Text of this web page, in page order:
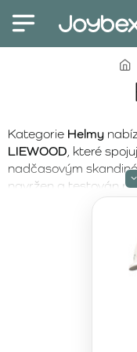
Kategorie Helmy
LIEWOOD, které
nadčasovým
navržen a testován
EN
Helmy tak poskytují
odrážedle i
kompromisy a
dlouhodobou
Cyklistické helmy
, který